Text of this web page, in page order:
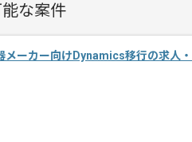
モート作業を導入しております。
な案件
メーカー向けDynamics移行の求人